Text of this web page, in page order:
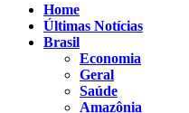
Home
Últimas Notícias
Brasil
Economia
Geral
Saúde
Amazônia